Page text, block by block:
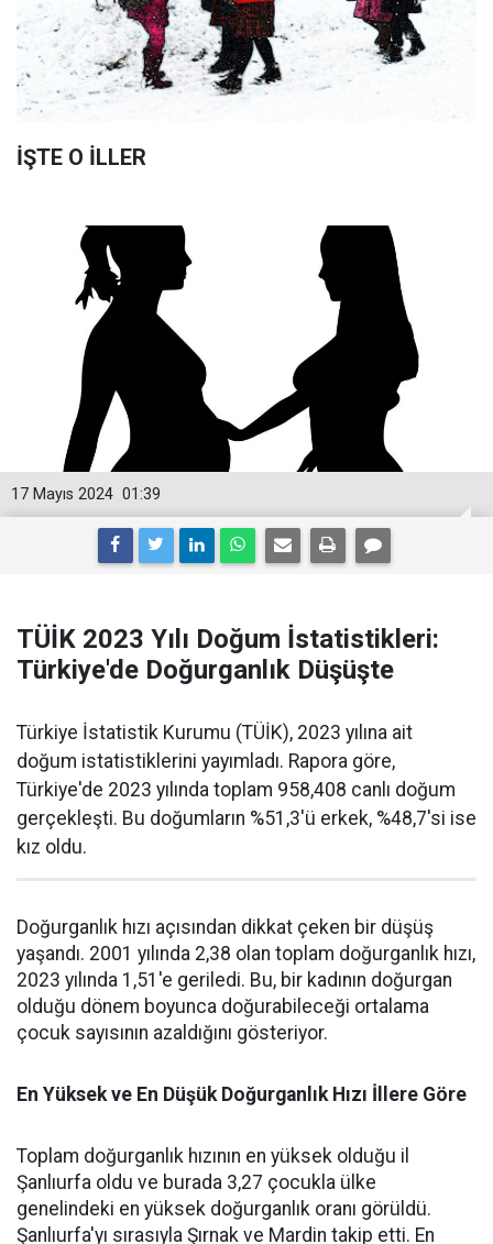
İŞTE O İLLER
01:39
17 Mayıs 2024
TÜİK 2023 Yılı Doğum İstatistikleri:
Türkiye'de Doğurganlık Düşüşte
Türkiye İstatistik Kurumu (TÜİK), 2023 yılına ait
doğum istatistiklerini yayımladı. Rapora göre,
Türkiye'de 2023 yılında toplam 958,408 canlı doğum
gerçekleşti. Bu doğumların %51,3'ü erkek, %48,7'si ise
kız oldu.
Doğurganlık hızı açısından dikkat çeken bir düşüş
yaşandı. 2001 yılında 2,38 olan toplam doğurganlık hızı,
2023 yılında 1,51'e geriledi. Bu, bir kadının doğurgan
olduğu dönem boyunca doğurabileceği ortalama
çocuk sayısının azaldığını gösteriyor.
En Yüksek ve En Düşük Doğurganlık Hızı İllere Göre
Toplam doğurganlık hızının en yüksek olduğu il
Şanlıurfa oldu ve burada 3,27 çocukla ülke
genelindeki en yüksek doğurganlık oranı görüldü.
Şanlıurfa'yı sırasıyla Şırnak ve Mardin takip etti. En